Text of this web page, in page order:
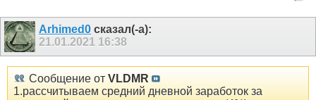
Arhimed0 сказал(-а):
21.01.2021 16:38
Сообщение от VLDMR
1.рассчитываем средний дневной заработок за